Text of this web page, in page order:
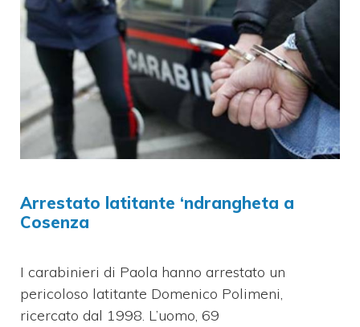
Arrestato latitante ‘ndrangheta a
Cosenza
I carabinieri di Paola hanno arrestato un
pericoloso latitante Domenico Polimeni,
ricercato dal 1998. L’uomo, 69